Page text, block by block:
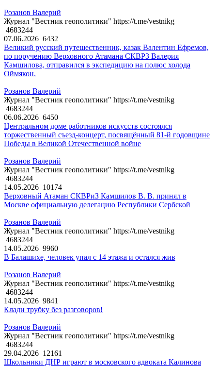
Розанов Валерий
Журнал "Вестник геополитики" https://t.me/vestnikg
4683244
07.06.2026 6432
Великий русский путешественник, казак Валентин Ефремов,
по поручению Верховного Атамана СКВРЗ Валерия
Камшилова, отправился в экспедицию на полюс холода
Оймякон.
Розанов Валерий
Журнал "Вестник геополитики" https://t.me/vestnikg
4683244
06.06.2026 6450
Центральном доме работников искусств состоялся
торжественный съезд-концерт, посвящённый 81-й годовщине
Победы в Великой Отечественной войне
Розанов Валерий
Журнал "Вестник геополитики" https://t.me/vestnikg
4683244
14.05.2026 10174
Верховный Атаман СКВРиЗ Камшилов В. В. принял в
Москве официальную делегацию Республики Сербской
Розанов Валерий
Журнал "Вестник геополитики" https://t.me/vestnikg
4683244
14.05.2026 9960
В Балашихе, человек упал с 14 этажа и остался жив
Розанов Валерий
Журнал "Вестник геополитики" https://t.me/vestnikg
4683244
14.05.2026 9841
Клади трубку без разговоров!
Розанов Валерий
Журнал "Вестник геополитики" https://t.me/vestnikg
4683244
29.04.2026 12161
Школьники ДНР играют в московского адвоката Калинова